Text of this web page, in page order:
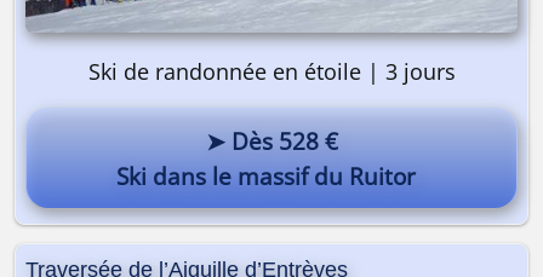
Ski de randonnée en étoile | 3 jours
➤ Dès 528 €
Ski dans le massif du Ruitor
Traversée de l’Aiguille d’Entrèves